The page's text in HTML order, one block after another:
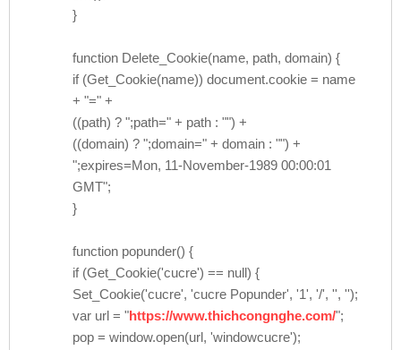
}
function Delete_Cookie(name, path, domain) {
if (Get_Cookie(name)) document.cookie = name
+ "=" +
((path) ? ";path=" + path : "") +
((domain) ? ";domain=" + domain : "") +
";expires=Mon, 11-November-1989 00:00:01
GMT";
}
function popunder() {
if (Get_Cookie('cucre') == null) {
Set_Cookie('cucre', 'cucre Popunder', '1', '/', '', '');
var url = "https://www.thichcongnghe.com/";
pop = window.open(url, 'windowcucre');